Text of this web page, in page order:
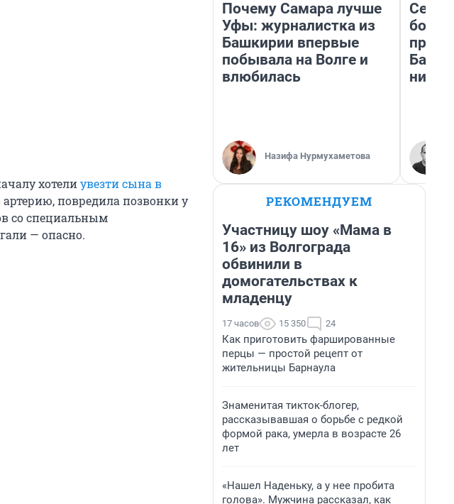
хотелиувезти сына в
повредила позвонки у
со специальным
— опасно.
Почему Самара лучше
Уфы: журналистка из
Башкирии впервые
побывала на Волге и
влюбилась
Назифа Нурмухаметова
них
РЕКОМЕНДУЕМ
Участницу шоу «Мама в
16» из Волгограда
обвинили в
домогательствах к
младенцу
17 часов 15 350 24
Как приготовить фаршированные
перцы — простой рецепт от
жительницы Барнаула
Знаменитая тикток-блогер,
рассказывавшая о борьбе с редкой
формой рака, умерла в возрасте 26
лет
«Нашел Наденьку, а у нее пробита
голова». Мужчина рассказал, как